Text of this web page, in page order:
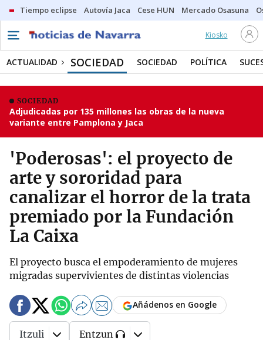
Tiempo eclipse Autovía Jaca Cese HUN Mercado Osasuna
Kiosko
ACTUALIDAD SOCIEDAD SOCIEDAD POLÍTICA
SOCIEDAD
Adjudicadas por 135 millones las obras de la nueva
variante entre Pamplona y Jaca
'Poderosas': el proyecto de
arte y sororidad para
canalizar el horror de la trata
premiado por la Fundación
La Caixa
El proyecto busca el empoderamiento de mujeres
migradas supervivientes de distintas violencias
Añádenos en Google
Itzuli Entzun